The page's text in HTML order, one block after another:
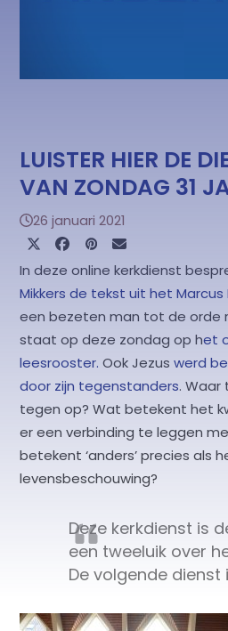
LUISTER HIER DE
VAN ZONDAG 31
26 januari 2021
In deze online kerkdienst
Mikkers de tekst uit het Marcus
een bezeten man tot de orde
staat op deze zondag op het
leesrooster. Ook Jezuswerd
door zijn tegenstanders. Waar
tegen op? Wat betekent het
er een verbinding te leggen
betekent ‘anders’ precies als
levensbeschouwing?
Deze kerkdienst is
een tweeluik over
De volgende dienst